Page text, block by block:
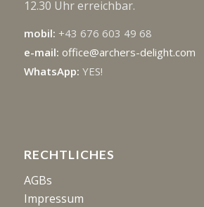
12.30 Uhr erreichbar.
mobil: +43 676 603 49 68
e-mail: office@archers-delight.com
WhatsApp: YES!
RECHTLICHES
AGBs
Impressum